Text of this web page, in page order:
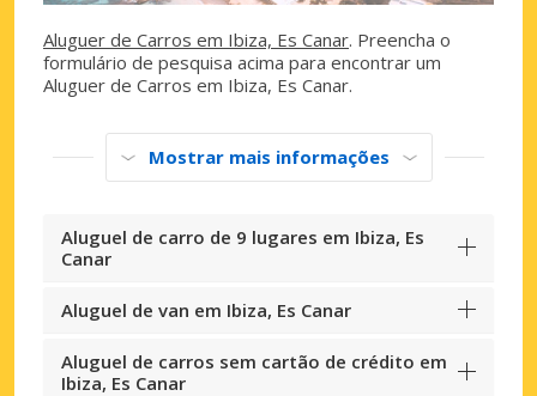
Aluguer de Carros em Ibiza, Es Canar. Preencha o
formulário de pesquisa acima para encontrar um
Aluguer de Carros em Ibiza, Es Canar.
Mostrar mais informações
Aluguel de carro de 9 lugares em Ibiza, Es
Canar
Aluguel de van em Ibiza, Es Canar
Aluguel de carros sem cartão de crédito em
Ibiza, Es Canar